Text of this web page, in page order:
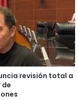
revisión total a
de